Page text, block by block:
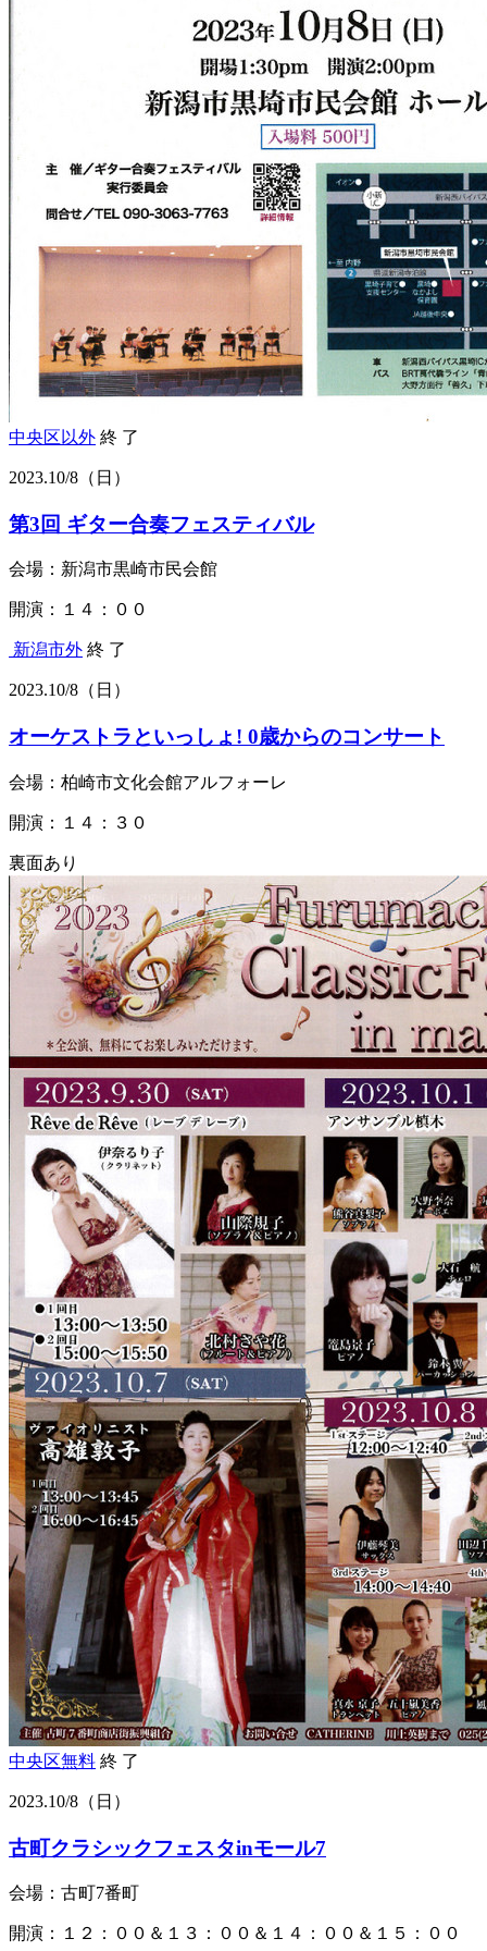
中央区以外 終 了
2023.10/8 （日）
第3回 ギター合奏フェスティバル
会場：新潟市黒崎市民会館
開演：１４：００
新潟市外 終 了
2023.10/8 （日）
オーケストラといっしょ! 0歳からのコンサート
会場：柏崎市文化会館アルフォーレ
開演：１４：３０
裏面あり
中央区無料 終 了
2023.10/8 （日）
古町クラシックフェスタinモール7
会場：古町7番町
開演：１２：００＆１３：００＆１４：００＆１５：００